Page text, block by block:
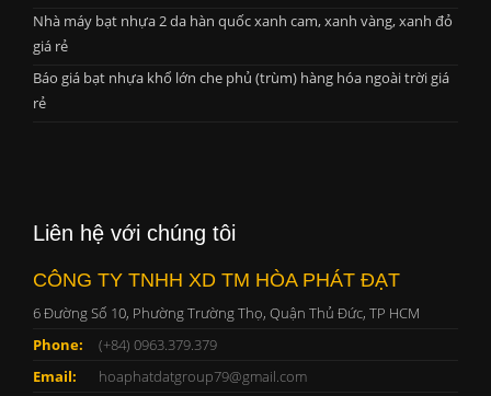
Nhà máy bạt nhựa 2 da hàn quốc xanh cam, xanh vàng, xanh đỏ
giá rẻ
Báo giá bạt nhựa khổ lớn che phủ (trùm) hàng hóa ngoài trời giá
rẻ
Liên hệ với chúng tôi
CÔNG TY TNHH XD TM HÒA PHÁT ĐẠT
6 Đường Số 10, Phường Trường Thọ, Quận Thủ Đức, TP HCM
Phone:
(+84) 0963.379.379
Email:
hoaphatdatgroup79@gmail.com